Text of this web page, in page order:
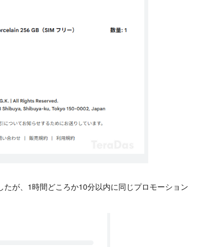
が、1時間どころか10分以内に同じプロモーション